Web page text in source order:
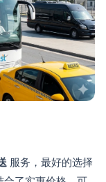
服务，最好的选择